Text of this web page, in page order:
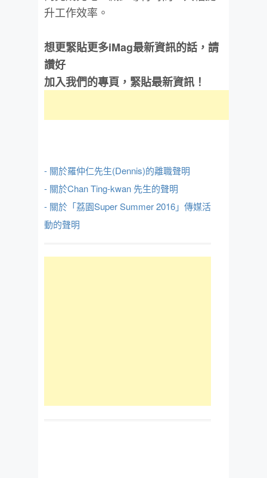
升工作效率。
想更緊貼更多iMag最新資訊的話，請
讚好
加入我們的專頁，緊貼最新資訊！
- 關於羅仲仁先生(Dennis)的離職聲明
- 關於Chan Ting-kwan 先生的聲明
- 關於「荔園Super Summer 2016」傳媒活
動的聲明